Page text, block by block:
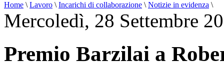
Home \ Lavoro \ Incarichi di collaborazione \ Notizie in evidenza \
Mercoledì, 28 Settembre
Premio Barzilai a